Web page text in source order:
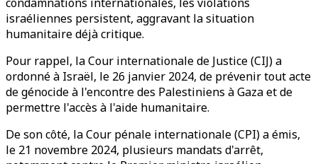
israéliennes persistent, aggravant la situation
humanitaire déjà critique.
Pour rappel, la Cour internationale de Justice (CIJ) a
ordonné à Israël, le 26 janvier 2024, de prévenir tout acte
de génocide à l'encontre des Palestiniens à Gaza et de
permettre l'accès à l'aide humanitaire.
De son côté, la Cour pénale internationale (CPI) a émis,
le 21 novembre 2024, plusieurs mandats d'arrêt,